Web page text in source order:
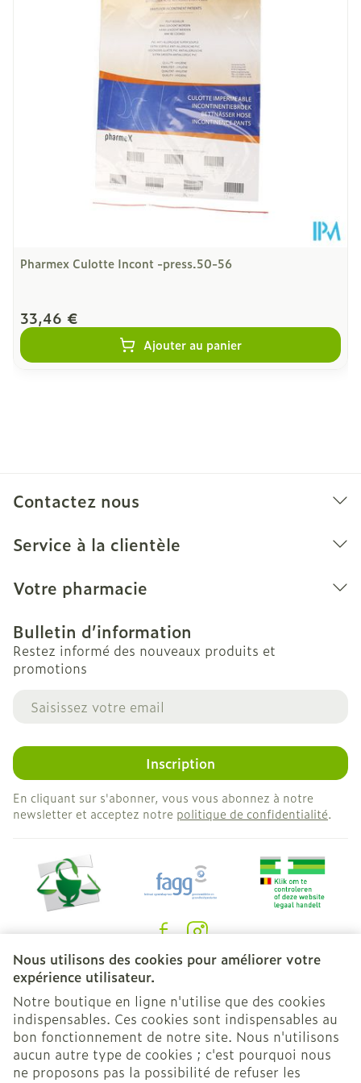
Nous utilisons des cookies pour améliorer votre
expérience utilisateur.
Notre boutique en ligne n'utilise que des cookies
indispensables. Ces cookies sont indispensables au
bon fonctionnement de notre site. Nous n'utilisons
aucun autre type de cookies ; c'est pourquoi nous
ne proposons pas la possibilité de refuser les
Température ambiante (15°C -
25°C)
Pharmex Culotte Incont -press.50-56
33,46 €
Ajouter au panier
Contactez nous
Service à la clientèle
Votre pharmacie
Bulletin d’information
Restez informé des nouveaux produits et
promotions
Adresse mail
Inscription
En cliquant sur s'abonner, vous vous abonnez à notre
newsletter et acceptez notre politique de confidentialité.
Liens légaux